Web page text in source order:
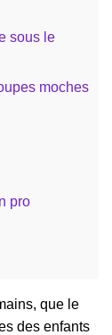
sous le
moches
pro
que le
des enfants